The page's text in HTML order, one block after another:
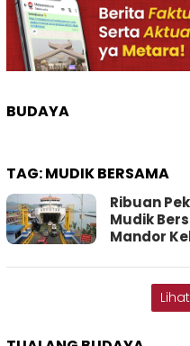
BUDAYA
TAG:MUDIK BERSAMA
Ribuan
Mudik
Mandor